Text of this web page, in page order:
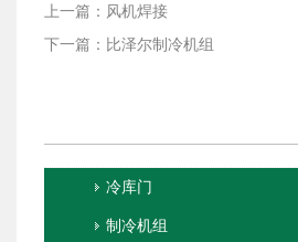
上一篇：风机焊接
下一篇：比泽尔制冷机组
冷库门
制冷机组